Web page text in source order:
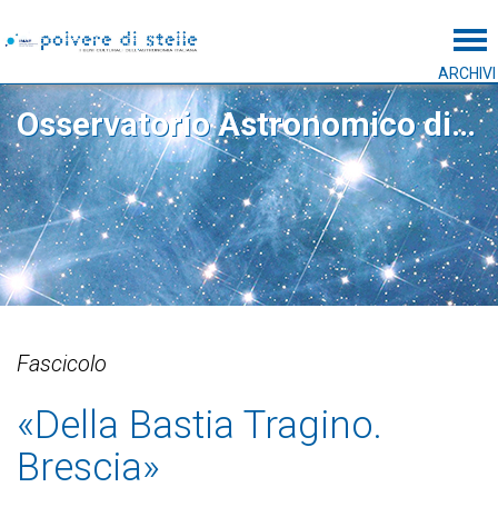
ARCHIVI
Osservatorio Astronomico di Padova
Fascicolo
«Della Bastia Tragino.
Brescia»